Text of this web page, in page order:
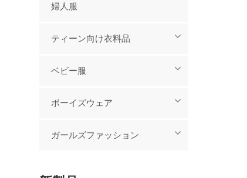
婦人服
ティーン向け衣料品
ベビー服
ボーイズウェア
ガールズファッション